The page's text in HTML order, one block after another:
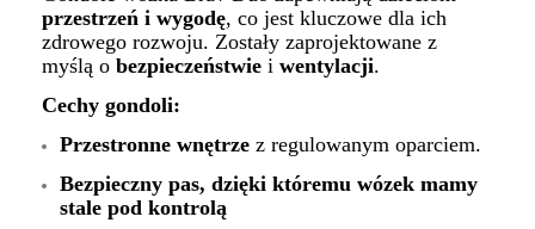
przestrzeń i wygodę, co jest kluczowe dla ich
zdrowego rozwoju. Zostały zaprojektowane z
myślą o bezpieczeństwie i wentylacji.
Cechy gondoli:
Przestronne wnętrze z regulowanym oparciem.
Bezpieczny pas, dzięki któremu wózek mamy
stale pod kontrolą